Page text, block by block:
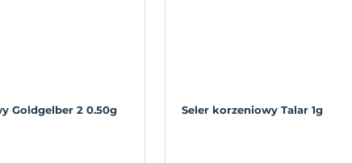
Goldgelber 2 0.50g Seler korzeniowy Talar 1g